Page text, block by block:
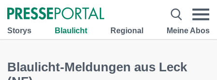
Storys Blaulicht Regional Meine Abos
Blaulicht-Meldungen aus Leck